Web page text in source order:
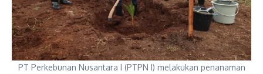
PT Perkebunan Nusantara I (PTPN I) melakukan penanaman